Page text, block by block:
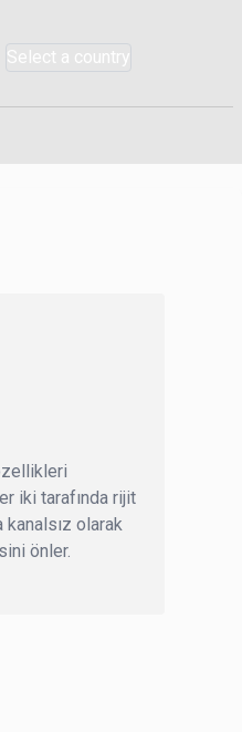
Select a country
iki tarafında rijit
kanalsız olarak
önler.